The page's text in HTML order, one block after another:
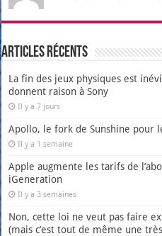
Articles récents
La fin des jeux physiques est
donnent raison à Sony
Il y a 7 jours
Apollo, le fork de Sunshine pour
Il y a 1 semaine
Apple augmente les tarifs de
iGeneration
Il y a 3 semaines
Non, cette loi ne veut pas faire
(mais c’est tout de même une